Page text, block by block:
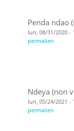
Penda ndao
lun, 08/31/2020 -
permalien
Ndeya (non
lun, 05/24/2021 -
permalien